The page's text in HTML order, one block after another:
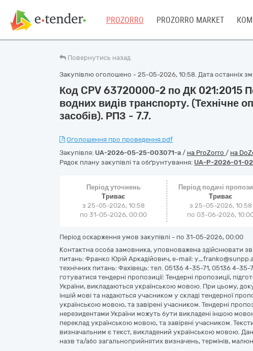
PROZORRO PROZORRO MARKET
Повернутись назад
Закупівлю оголошено - 25-05-2026, 10:58. Дата останніх
Код CPV 63720000-2 по ДК 021:2015
водних видів транспорту. (Технічне
засобів). РПЗ - 7.7.
Оголошення про проведення.pdf
Закупівля: UA-2026-05-25-003071-a / на ProZorro / на
Рядок плану закупівлі та обґрунтування: UA-P-2026-01-
Період уточнень
Триває
з 25-05-2026, 10:58
по 31-05-2026, 00:00
Період подачі
Триває
з 25-05-2026, 10:58
по 03-06-2026,
Період оскарження умов закупівлі - по 31-05-2026, 00:00
Контактна особа замовника, уповноважена здійснювати
питань: Франко Юрій Аркадійович, e-mail:
технічних питань: Фахівець: тел. 05136 4-35-71, 05136 4-
готуватися тендерні пропозиції: Тендерні пропозиції,
України, викладаються українською мовою. При цьому,
іншій мові та надаються учасником у складі тендерної
українською мовою, та завірені учасником. Тендерні
нерезидентами України можуть бути викладені іншою
переклад українською мовою, та завірені учасником.
визначальним є текст, викладений українською мовою.
назв та/або загальноприйнятих визначень, термінів,